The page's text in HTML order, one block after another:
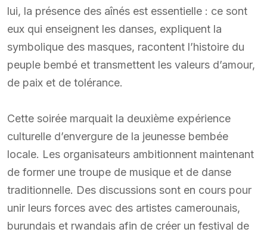
lui, la présence des aînés est essentielle : ce sont
eux qui enseignent les danses, expliquent la
symbolique des masques, racontent l’histoire du
peuple bembé et transmettent les valeurs d’amour,
de paix et de tolérance.
Cette soirée marquait la deuxième expérience
culturelle d’envergure de la jeunesse bembée
locale. Les organisateurs ambitionnent maintenant
de former une troupe de musique et de danse
traditionnelle. Des discussions sont en cours pour
unir leurs forces avec des artistes camerounais,
burundais et rwandais afin de créer un festival de